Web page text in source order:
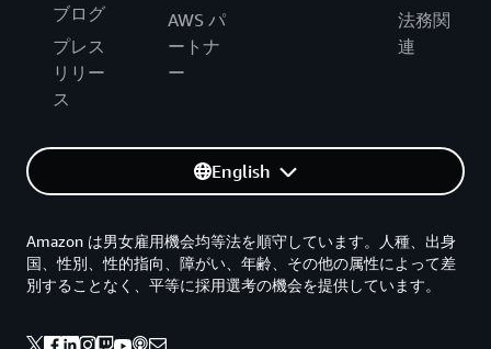
ブログ
プレス
リリー
ス
AWS パ
ートナ
ー
法務関
連
English
Amazon は男女雇用機会均等法を順守しています。人種、出身
国、性別、性的指向、障がい、年齢、その他の属性によって差
別することなく、平等に採用選考の機会を提供しています。